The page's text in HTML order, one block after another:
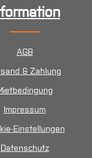
AGB
& Zahlung
Impressum
Einstellungen
Datenschutz